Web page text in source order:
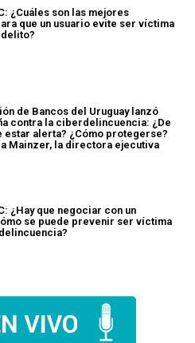
¿Cuáles son las mejores
que un usuario evite ser víctima
de Bancos del Uruguay lanzó
contra la ciberdelincuencia: ¿De
estar alerta? ¿Cómo protegerse?
Mainzer, la directora ejecutiva
¿Hay que negociar con un
se puede prevenir ser víctima